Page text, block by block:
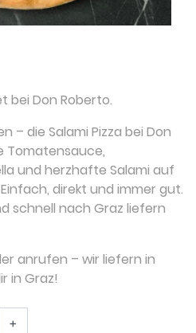
bei Don Roberto.
– die Salami Pizza bei Don
Tomatensauce,
und herzhafte Salami auf
direkt und immer gut.
schnell nach Graz liefern
anrufen – wir liefern in
in Graz!
+